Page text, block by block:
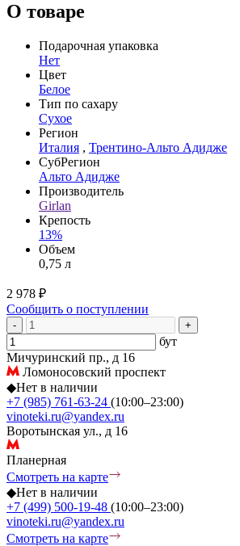
О товаре
Подарочная упаковка
Нет
Цвет
Белое
Тип по сахару
Сухое
Регион
Италия , Трентино-Альто Адидже
СубРегион
Альто Адидже
Производитель
Girlan
Крепость
13%
Объем
0,75 л
2 978 ₽
Сообщить о поступлении
- +
бут
Мичуринский пр., д 16
Ломоносовский проспект
◆Нет в наличии
+7 (985) 761-63-24 (10:00–23:00)
vinoteki.ru@yandex.ru
Воротынская ул., д 16
Планерная
Смотреть на карте
◆Нет в наличии
+7 (499) 500-19-48 (10:00–23:00)
vinoteki.ru@yandex.ru
Смотреть на карте